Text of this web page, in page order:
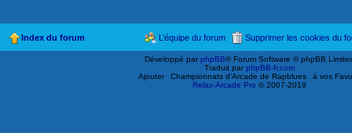
Index du forum Supprimer les cookies du
L’équipe du forum
Développé parphpBB® Forum Software © phpBB
Traduit parphpBB-fr.com
Ajouter
Championnats d'Arcade de Rapblues
à vos
Relax-Arcade Pro © 2007-2019